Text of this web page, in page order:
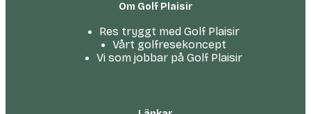
Om Golf Plaisir
Res tryggt med Golf Plaisir
Vårt golfresekoncept
Vi som jobbar på Golf Plaisir